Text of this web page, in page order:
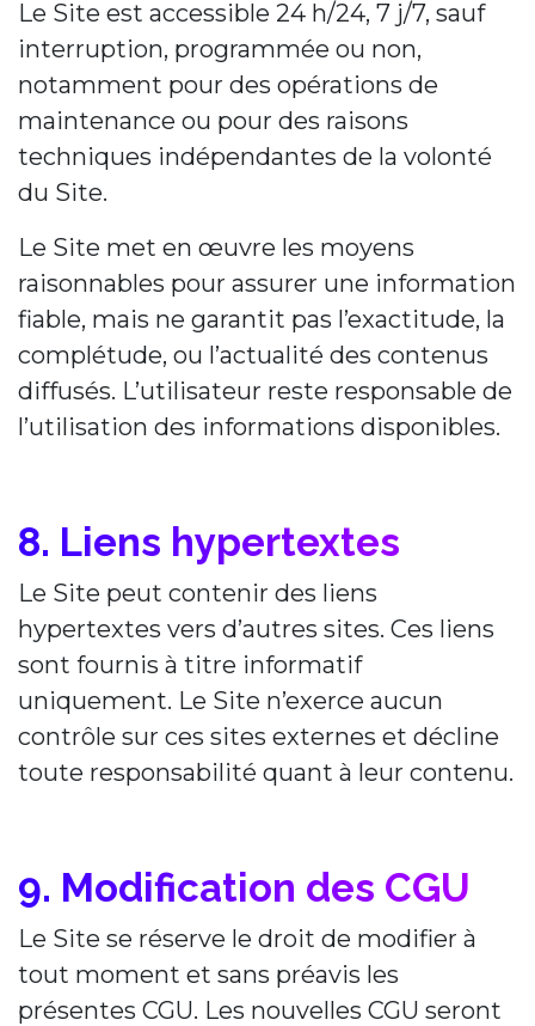
Le Site est accessible 24 h/24, 7 j/7, sauf
interruption, programmée ou non,
notamment pour des opérations de
maintenance ou pour des raisons
techniques indépendantes de la volonté
du Site.
Le Site met en œuvre les moyens
raisonnables pour assurer une information
fiable, mais ne garantit pas l’exactitude, la
complétude, ou l’actualité des contenus
diffusés. L’utilisateur reste responsable de
l’utilisation des informations disponibles.
8. Liens hypertextes
Le Site peut contenir des liens
hypertextes vers d’autres sites. Ces liens
sont fournis à titre informatif
uniquement. Le Site n’exerce aucun
contrôle sur ces sites externes et décline
toute responsabilité quant à leur contenu.
9. Modification des CGU
Le Site se réserve le droit de modifier à
tout moment et sans préavis les
présentes CGU. Les nouvelles CGU seront